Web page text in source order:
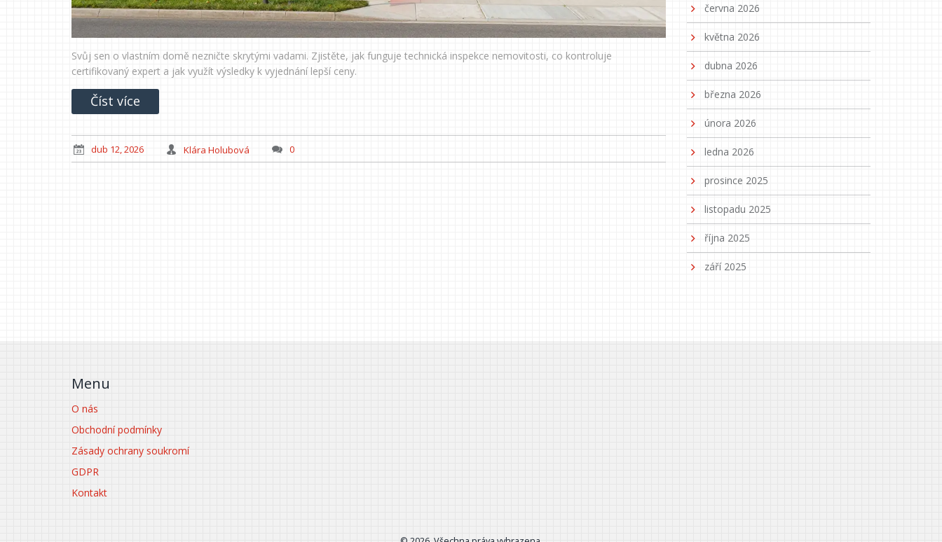
Svůj sen o vlastním domě nezničte skrytými vadami. Zjistěte, jak funguje technická inspekce nemovitosti, co kontroluje
certifikovaný expert a jak využít výsledky k vyjednání lepší ceny.
Číst více
dub 12, 2026 Klára Holubová 0
června 2026
května 2026
dubna 2026
března 2026
února 2026
ledna 2026
prosince 2025
listopadu 2025
října 2025
září 2025
Menu
O nás
Obchodní podmínky
Zásady ochrany soukromí
GDPR
Kontakt